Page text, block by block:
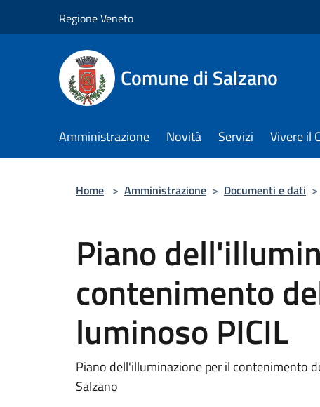
Regione Veneto
Comune di Salzano
Amministrazione Novità Servizi Vivere il
Home > Amministrazione > Documenti e dati >
Piano
contenimento
luminoso PICIL
Piano dell'illuminazione per il contenimento
Salzano